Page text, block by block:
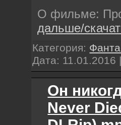
О фильме:
дальше/
Категория:
Дата: 11.01.2016
Он
Never